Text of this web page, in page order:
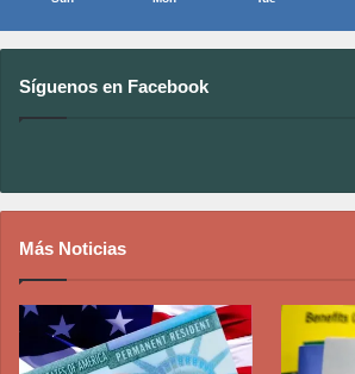
Síguenos en Facebook
Más Noticias